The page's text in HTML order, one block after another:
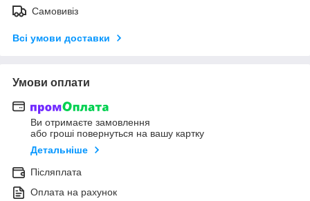
Самовивіз
Всі умови доставки
Умови оплати
Ви отримаєте замовлення
або гроші повернуться на вашу картку
Детальніше
Післяплата
Оплата на рахунок